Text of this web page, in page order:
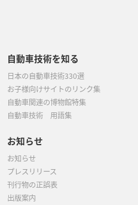
自動車技術を知る
日本の自動車技術330選
お子様向けサイトのリンク集
自動車関連の博物館特集
自動車技術 用語集
お知らせ
お知らせ
プレスリリース
刊行物の正誤表
出版案内